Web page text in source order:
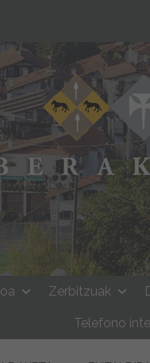
Zerbitzuak
Telefono